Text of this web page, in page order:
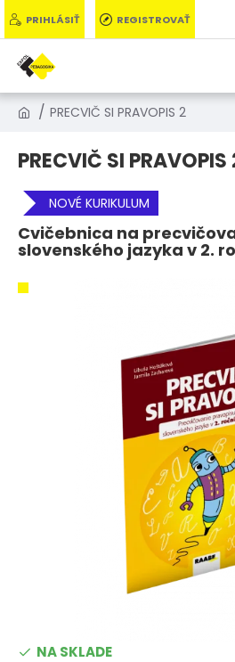
PRIHLÁSIŤ REGISTROVAŤ
PRECVIČ SI PRAVOPIS 2
PRECVIČ SI PRAVOPIS
NOVÉ KURIKULUM
Cvičebnica na
slovenského jazyka v 2.
NA SKLADE